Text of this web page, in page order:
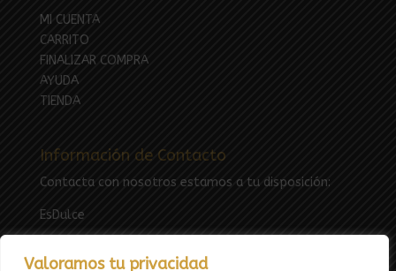
Valoramos tu privacidad
MI CUENTA
CARRITO
FINALIZAR COMPRA
AYUDA
TIENDA
Información de Contacto
Contacta con nosotros estamos a tu disposición:
EsDulce